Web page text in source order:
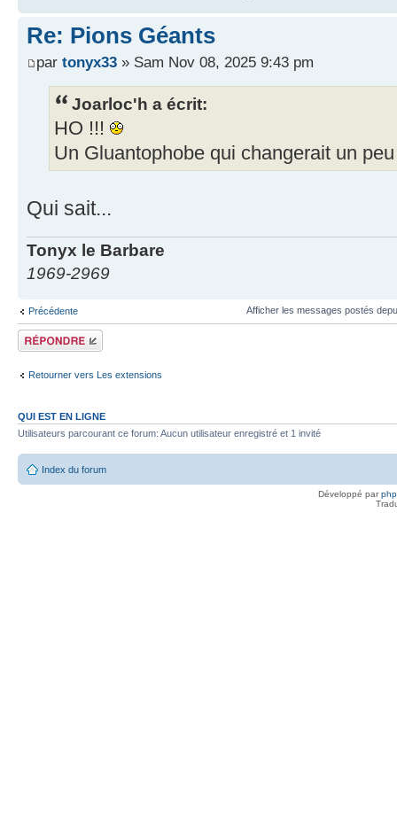
Re: Pions Géants
par tonyx33 » Sam Nov 08, 2025 9:43 pm
Joarloc'h a écrit:
HO !!!
Un Gluantophobe qui changerait un
Qui sait...
Tonyx le Barbare
1969-2969
Précédente Afficher les messages postés
Répondre
Retourner vers Les extensions
QUI EST EN LIGNE
Utilisateurs parcourant ce forum: Aucun utilisateur enregistré et 1 invité
Index du forum
Développé par